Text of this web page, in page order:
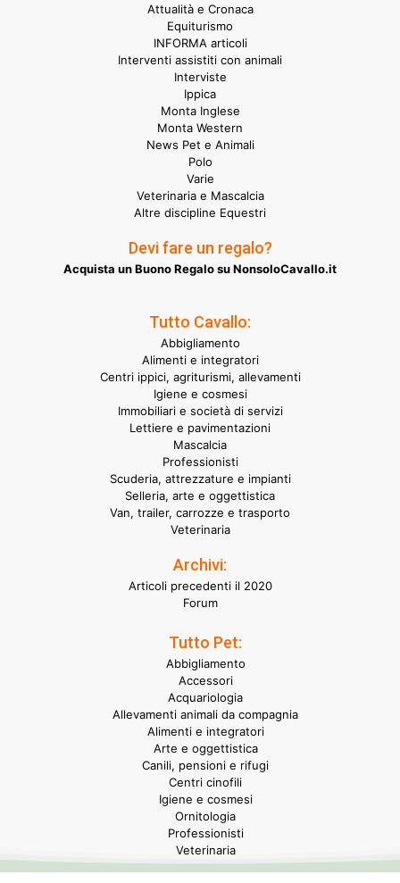
Attualità e Cronaca
Equiturismo
INFORMA articoli
Interventi assistiti con animali
Interviste
Ippica
Monta Inglese
Monta Western
News Pet e Animali
Polo
Varie
Veterinaria e Mascalcia
Altre discipline Equestri
Devi fare un regalo?
Acquista un Buono Regalo su NonsoloCavallo.it
Tutto Cavallo:
Abbigliamento
Alimenti e integratori
Centri ippici, agriturismi, allevamenti
Igiene e cosmesi
Immobiliari e società di servizi
Lettiere e pavimentazioni
Mascalcia
Professionisti
Scuderia, attrezzature e impianti
Selleria, arte e oggettistica
Van, trailer, carrozze e trasporto
Veterinaria
Archivi:
Articoli precedenti il 2020
Forum
Tutto Pet:
Abbigliamento
Accessori
Acquariologia
Allevamenti animali da compagnia
Alimenti e integratori
Arte e oggettistica
Canili, pensioni e rifugi
Centri cinofili
Igiene e cosmesi
Ornitologia
Professionisti
Veterinaria